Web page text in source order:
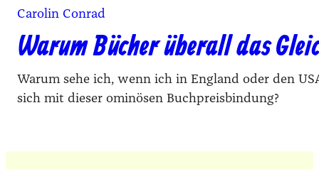
Carolin Conrad
Warum Bücher überall das
Warum sehe ich, wenn ich in England oder den
sich mit dieser ominösen Buchpreisbindung?